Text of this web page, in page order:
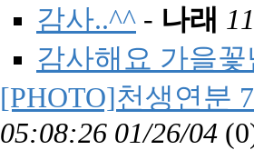
감사..^^ - 나래
감사해요 가을
[PHOTO]천생연분
05:08:26 01/26/04 (